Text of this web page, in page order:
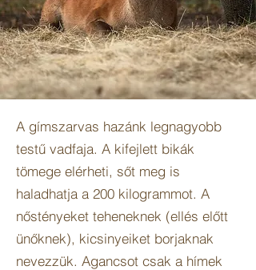
A gímszarvas hazánk legnagyobb
testű vadfaja. A kifejlett bikák
tömege elérheti, sőt meg is
haladhatja a 200 kilogrammot. A
nőstényeket teheneknek (ellés előtt
ünőknek), kicsinyeiket borjaknak
nevezzük. Agancsot csak a hímek